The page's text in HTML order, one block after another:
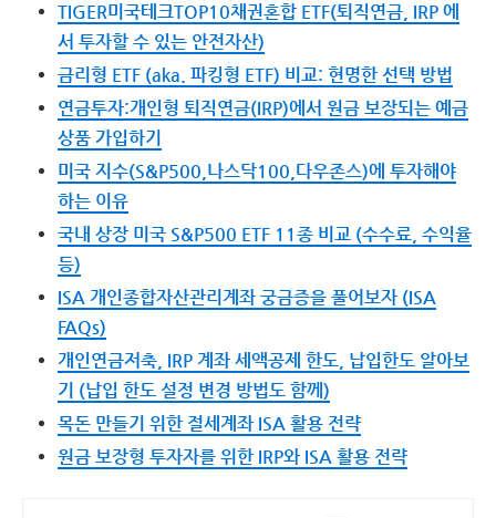
TIGER미국테크TOP10채권혼합 ETF(퇴직연금, IRP 에
서 투자할 수 있는 안전자산)
금리형 ETF (aka. 파킹형 ETF) 비교: 현명한 선택 방법
연금투자:개인형 퇴직연금(IRP)에서 원금 보장되는 예금
상품 가입하기
미국 지수(S&P500,나스닥100,다우존스)에 투자해야
하는 이유
국내 상장 미국 S&P500 ETF 11종 비교 (수수료, 수익율
등)
ISA 개인종합자산관리계좌 궁금증을 풀어보자 (ISA
FAQs)
개인연금저축, IRP 계좌 세액공제 한도, 납입한도 알아보
기 (납입 한도 설정 변경 방법도 함께)
목돈 만들기 위한 절세계좌 ISA 활용 전략
원금 보장형 투자자를 위한 IRP와 ISA 활용 전략